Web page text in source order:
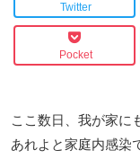
Twitter
Pocket
ここ数日、我が家に
あれよと家庭内感染